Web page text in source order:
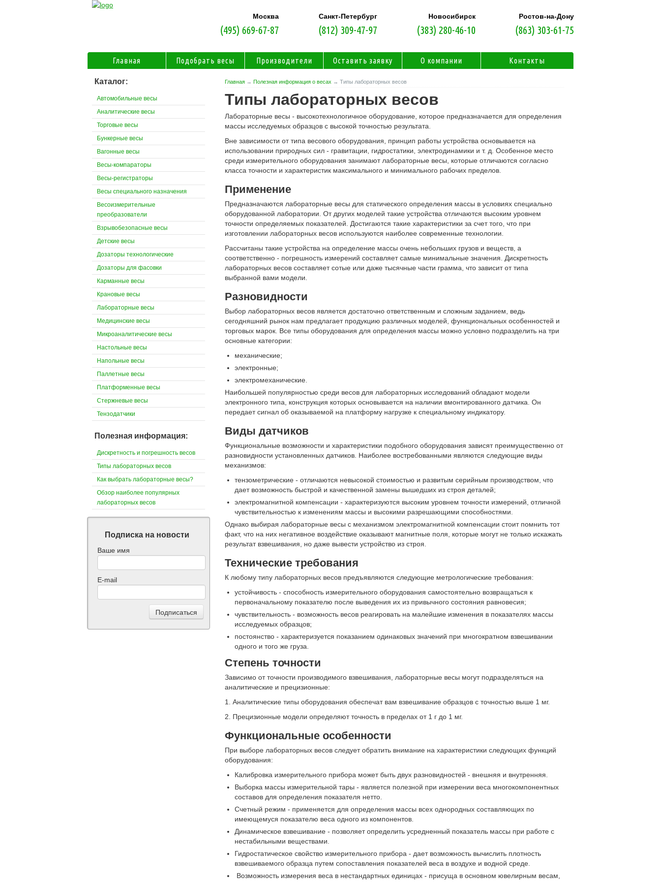
Главная → Полезная информация о весах → Типы лабораторных весов
Типы лабораторных весов
Лабораторные весы - высокотехнологичное оборудование, которое предназначается для определения
массы исследуемых образцов с высокой точностью результата.
Вне зависимости от типа весового оборудования, принцип работы устройства основывается на
использовании природных сил - гравитации, гидростатики, электродинамики и т. д. Особенное место
среди измерительного оборудования занимают лабораторные весы, которые отличаются согласно
класса точности и характеристик максимального и минимального рабочих пределов.
Применение
Предназначаются лабораторные весы для статического определения массы в условиях специально
оборудованной лаборатории. От других моделей такие устройства отличаются высоким уровнем
точности определяемых показателей. Достигаются такие характеристики за счет того, что при
изготовлении лабораторных весов используются наиболее современные технологии.
Рассчитаны такие устройства на определение массы очень небольших грузов и веществ, а
соответственно - погрешность измерений составляет самые минимальные значения. Дискретность
лабораторных весов составляет сотые или даже тысячные части грамма, что зависит от типа
выбранной вами модели.
Разновидности
Выбор лабораторных весов является достаточно ответственным и сложным заданием, ведь
сегодняшний рынок нам предлагает продукцию различных моделей, функциональных особенностей и
торговых марок. Все типы оборудования для определения массы можно условно подразделить на три
основные категории:
механические;
электронные;
электромеханические.
Наибольшей популярностью среди весов для лабораторных исследований обладают модели
электронного типа, конструкция которых основывается на наличии вмонтированного датчика. Он
передает сигнал об оказываемой на платформу нагрузке к специальному индикатору.
Виды датчиков
Функциональные возможности и характеристики подобного оборудования зависят преимущественно от
разновидности установленных датчиков. Наиболее востребованными являются следующие виды
механизмов:
тензометрические - отличаются невысокой стоимостью и развитым серийным производством, что
дает возможность быстрой и качественной замены вышедших из строя деталей;
электромагнитной компенсации - характеризуются высоким уровнем точности измерений, отличной
чувствительностью к изменениям массы и высокими разрешающими способностями.
Однако выбирая лабораторные весы с механизмом электромагнитной компенсации стоит помнить тот
факт, что на них негативное воздействие оказывают магнитные поля, которые могут не только искажать
результат взвешивания, но даже вывести устройство из строя.
Технические требования
К любому типу лабораторных весов предъявляются следующие метрологические требования:
устойчивость - способность измерительного оборудования самостоятельно возвращаться к
первоначальному показателю после выведения их из привычного состояния равновесия;
чувствительность - возможность весов реагировать на малейшие изменения в показателях массы
исследуемых образцов;
постоянство - характеризуется показанием одинаковых значений при многократном взвешивании
одного и того же груза.
Степень точности
Зависимо от точности производимого взвешивания, лабораторные весы могут подразделяться на
аналитические и прецизионные:
1. Аналитические типы оборудования обеспечат вам взвешивание образцов с точностью выше 1 мг.
2. Прецизионные модели определяют точность в пределах от 1 г до 1 мг.
Функциональные особенности
При выборе лабораторных весов следует обратить внимание на характеристики следующих функций
оборудования:
Калибровка измерительного прибора может быть двух разновидностей - внешняя и внутренняя.
Выборка массы измерительной тары - является полезной при измерении веса многокомпонентных
составов для определения показателя нетто.
Счетный режим - применяется для определения массы всех однородных составляющих по
имеющемуся показателю веса одного из компонентов.
Динамическое взвешивание - позволяет определить усредненный показатель массы при работе с
нестабильными веществами.
Гидростатическое свойство измерительного прибора - дает возможность вычислить плотность
взвешиваемого образца путем сопоставления показателей веса в воздухе и водной среде.
Возможность измерения веса в нестандартных единицах - присуща в основном ювелирным весам,
Каталог:
Автомобильные весы
Аналитические весы
Торговые весы
Бункерные весы
Вагонные весы
Весы-компараторы
Весы-регистраторы
Весы специального назначения
Весоизмерительные
преобразователи
Взрывобезопасные весы
Детские весы
Дозаторы технологические
Дозаторы для фасовки
Карманные весы
Крановые весы
Лабораторные весы
Медицинские весы
Микроаналитические весы
Настольные весы
Напольные весы
Паллетные весы
Платформенные весы
Стержневые весы
Тензодатчики
Полезная информация:
Дискретность и погрешность весов
Типы лабораторных весов
Как выбрать лабораторные весы?
Обзор наиболее популярных
лабораторных весов
Подписка на новости
Ваше имя
E-mail
Ростов-на-Дону
(863) 303-61-75
Новосибирск
(383) 280-46-10
Санкт-Петербург
(812) 309-47-97
Москва
(495) 669-67-87
Главная Подобрать весы Производители Оставить заявку О компании Контакты